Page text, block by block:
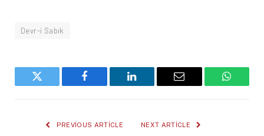
Devr-i Sabık
Twitter Facebook LinkedIn Email
PREVIOUS ARTICLE NEXT ARTICLE